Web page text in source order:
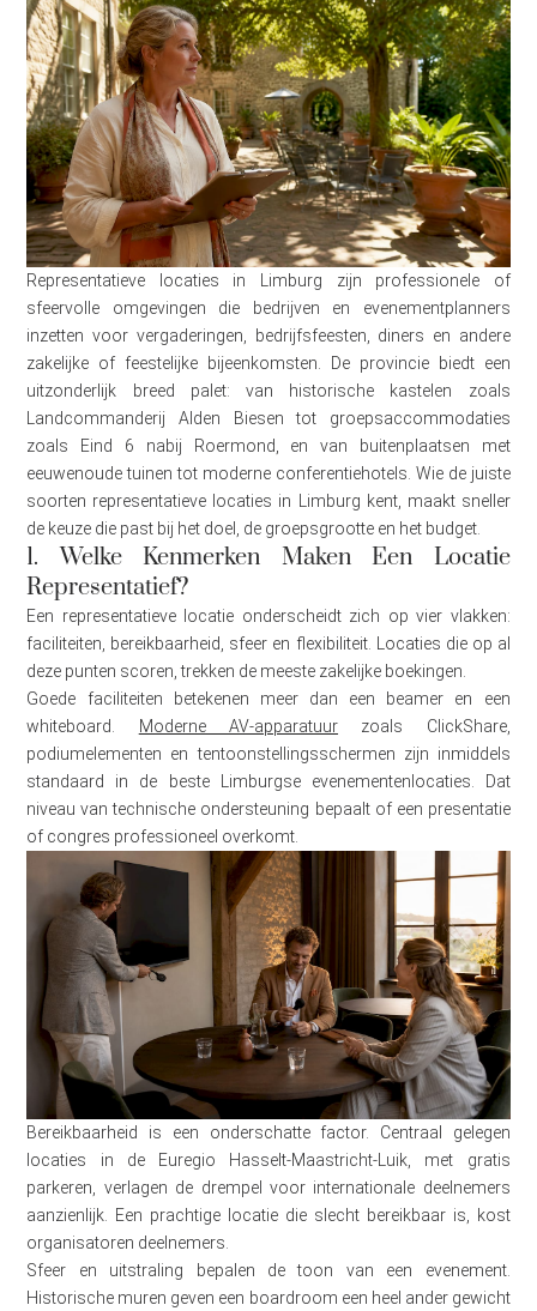
Representatieve locaties in Limburg zijn professionele of
sfeervolle omgevingen die bedrijven en evenementplanners
inzetten voor vergaderingen, bedrijfsfeesten, diners en andere
zakelijke of feestelijke bijeenkomsten. De provincie biedt een
uitzonderlijk breed palet: van historische kastelen zoals
Landcommanderij Alden Biesen tot groepsaccommodaties
zoals Eind 6 nabij Roermond, en van buitenplaatsen met
eeuwenoude tuinen tot moderne conferentiehotels. Wie de juiste
soorten representatieve locaties in Limburg kent, maakt sneller
de keuze die past bij het doel, de groepsgrootte en het budget.
1. Welke Kenmerken Maken Een Locatie
Representatief?
Een representatieve locatie onderscheidt zich op vier vlakken:
faciliteiten, bereikbaarheid, sfeer en flexibiliteit. Locaties die op al
deze punten scoren, trekken de meeste zakelijke boekingen.
Goede faciliteiten betekenen meer dan een beamer en een
whiteboard.
Moderne AV-apparatuur zoals ClickShare,
podiumelementen en tentoonstellingsschermen zijn inmiddels
standaard in de beste Limburgse evenementenlocaties. Dat
niveau van technische ondersteuning bepaalt of een presentatie
of congres professioneel overkomt.
Bereikbaarheid is een onderschatte factor. Centraal gelegen
locaties in de Euregio Hasselt-Maastricht-Luik, met gratis
parkeren, verlagen de drempel voor internationale deelnemers
aanzienlijk. Een prachtige locatie die slecht bereikbaar is, kost
organisatoren deelnemers.
Sfeer en uitstraling bepalen de toon van een evenement.
Historische muren geven een boardroom een heel ander gewicht